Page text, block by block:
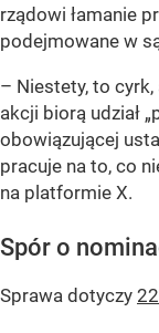
rządowi łamanie
podejmowane w
– Niestety, to
akcji biorą udział
obowiązującej
pracuje na to, co
na platformie X.
Spór o
Sprawa dotyczy